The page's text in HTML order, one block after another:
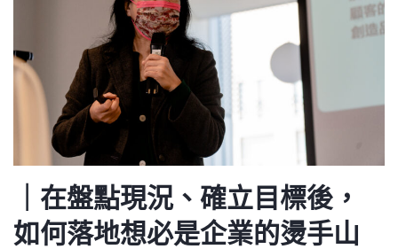
｜在盤點現況、確立目標後，
如何落地想必是企業的燙手山